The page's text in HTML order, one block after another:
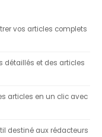
vos articles complets
détaillés et des articles
articles en un clic avec
destiné aux rédacteurs